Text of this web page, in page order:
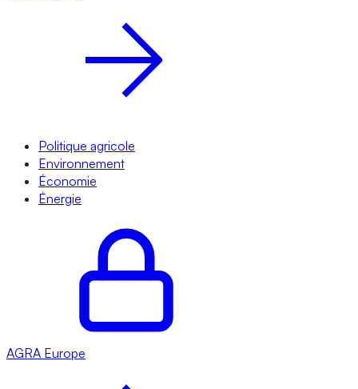
Politique agricole
Environnement
Économie
Énergie
AGRA Europe